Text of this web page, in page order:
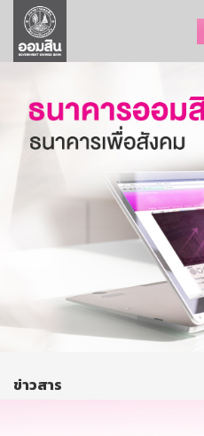
ลูกค้าธุรกิจ
ลูกค้าผู้ประกอบรายย่อย
ออมเพื่อสุข
เกี่ยวกับธนาคาร
การพัฒนาที่ยั่งยืน
บริการทางการเงิน
ติดต่อเรา
บริการออนไลน์
ข่าวสาร